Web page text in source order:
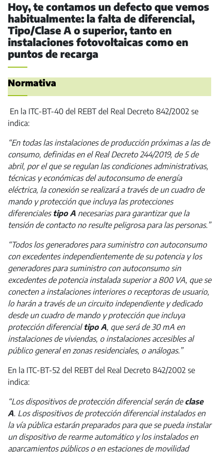
Hoy, te contamos un defecto que vemos
habitualmente: la falta de diferencial,
Tipo/Clase A o superior, tanto en
instalaciones fotovoltaicas como en
puntos de recarga
Normativa
En la ITC-BT-40 del REBT del Real Decreto 842/2002 se
indica:
“En todas las instalaciones de producción próximas a las de
consumo, definidas en el Real Decreto 244/2019, de 5 de
abril, por el que se regulan las condiciones administrativas,
técnicas y económicas del autoconsumo de energía
eléctrica, la conexión se realizará a través de un cuadro de
mando y protección que incluya las protecciones
diferenciales tipo A necesarias para garantizar que la
tensión de contacto no resulte peligrosa para las personas.”
“Todos los generadores para suministro con autoconsumo
con excedentes independientemente de su potencia y los
generadores para suministro con autoconsumo sin
excedentes de potencia instalada superior a 800 VA, que se
conecten a instalaciones interiores o receptoras de usuario,
lo harán a través de un circuito independiente y dedicado
desde un cuadro de mando y protección que incluya
protección diferencial tipo A, que será de 30 mA en
instalaciones de viviendas, o instalaciones accesibles al
público general en zonas residenciales, o análogas.”
En la ITC-BT-52 del REBT del Real Decreto 842/2002 se
indica:
“Los dispositivos de protección diferencial serán de clase
A. Los dispositivos de protección diferencial instalados en
la vía pública estarán preparados para que se pueda instalar
un dispositivo de rearme automático y los instalados en
aparcamientos públicos o en estaciones de movilidad